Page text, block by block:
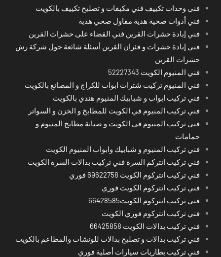
فنى وحدات تكييف فني مكيفات و تصليح تكييف بالكويت
فني أدوات صحية هدية مقاول صحي هدية
فني إبادة حشرات القرين فني القضاء على حشرات القرين
فني إبادة حشرات و فئران القرين أسئلة شائعة حول شركة رش
حشرات القرين
فني المنيوم الكويت 52227343
فني المنيوم تركيب شترات ابواب للكراج و المصانع بالكويت
فني تركيب ابواب و شبابيك المنيوم هندي بالكويت
فني تركيب المنيوم في الكويت للمطابخ و الخزن و السواتر
فني تركيب المنيوم في الكويت و صيانة مطابخ المنيوم و
حمامات
فني تركيب المنيوم و شبابيك وابواب المنيوم الكويت
فني تركيب انتركم السرة فني تركيب بدالات السرة الكويت
فني تركيب انتركوم الكويت 69622758 فوري
فني تركيب انتركوم الكويت فوري
فني تركيب انتركوم الكويت66428585
فني تركيب انتركوم فوري الكويت
فني تركيب بدالات الكويت 66425858
فني تركيب بدالات و تصليح بدالات للونشات والمطاعم بالكويت
فني تركيب بطاريات سيارات أصلية فوري